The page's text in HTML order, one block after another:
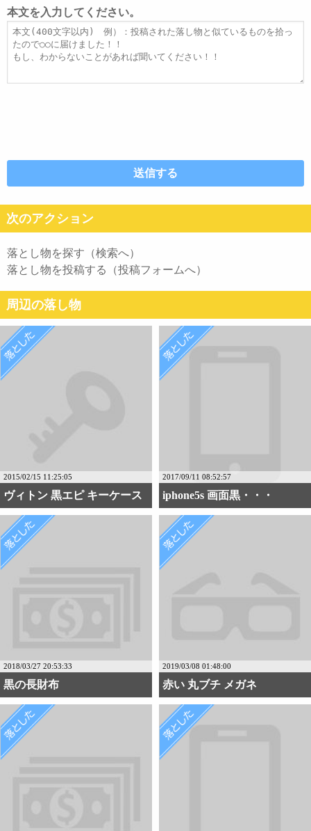
レ
ス
ト
ル
本文を入力してください。
本
文
次のアクション
落とし物を探す（検索へ）
落とし物を投稿する（投稿フォームへ）
周辺の落し物
2015/02/15 11:25:05
ヴィトン 黒エピ キーケース
2017/09/11 08:52:57
iphone5s 画面黒・・・
2018/03/27 20:53:33
黒の長財布
2019/03/08 01:48:00
赤い 丸ブチ メガネ